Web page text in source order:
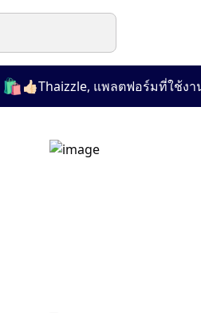
👍🏻Thaizzle, แพลตฟอร์มที่ใช้งาน